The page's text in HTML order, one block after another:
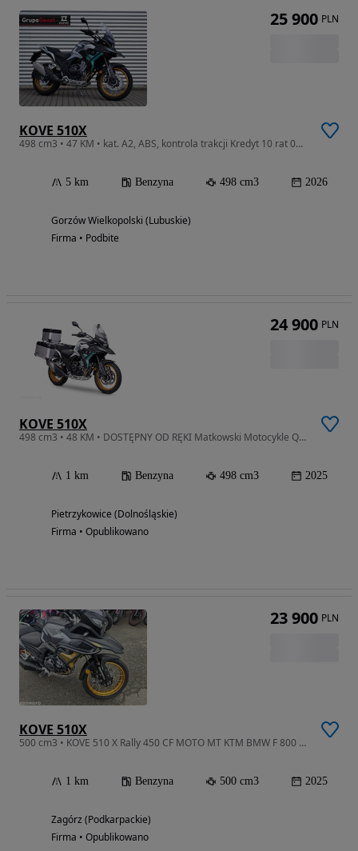
KOVE 510X
498 cm3 • 47 KM • kat. A2, ABS, kontrola trakcji Kredyt 10 rat 0% !!!
5 km Benzyna 498 cm3 2026
Gorzów Wielkopolski (Lubuskie)
Firma • Podbite
25 900 PLN
KOVE 510X
498 cm3 • 48 KM • DOSTĘPNY OD RĘKI Matkowski Motocykle Quady Wrocław
1 km Benzyna 498 cm3 2025
Pietrzykowice (Dolnośląskie)
Firma • Opublikowano
24 900 PLN
KOVE 510X
500 cm3 • KOVE 510 X Rally 450 CF MOTO MT KTM BMW F 800 900 390
1 km Benzyna 500 cm3 2025
Zagórz (Podkarpackie)
Firma • Opublikowano
23 900 PLN